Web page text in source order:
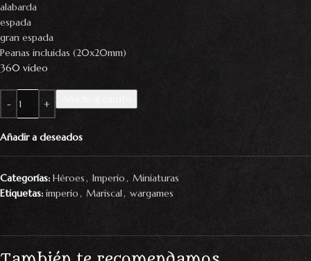
alabarda
espada
gran espada
Peanas incluidas (20x20mm)
360 video
Añadir a deseados
Categorías: Héroes, Imperio, Miniaturas
Etiquetas: imperio, Mariscal, wargames